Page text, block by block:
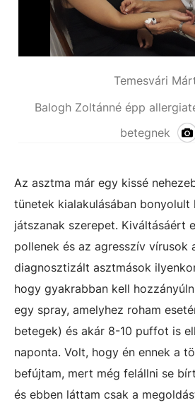
Temesvári
Balogh Zoltánné épp
betegnek
Az asztma már egy kissé
tünetek kialakulásában
játszanak szerepet. Kiváltásáért
pollenek és az agresszív vírusok
diagnosztizált asztmások
hogy gyakrabban kell
egy spray, amelyhez roham
betegek) és akár 8-10 puffot is
naponta. Volt, hogy én ennek a
befújtam, mert még felállni se
és ebben láttam csak a